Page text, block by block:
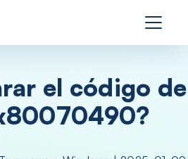
el código de